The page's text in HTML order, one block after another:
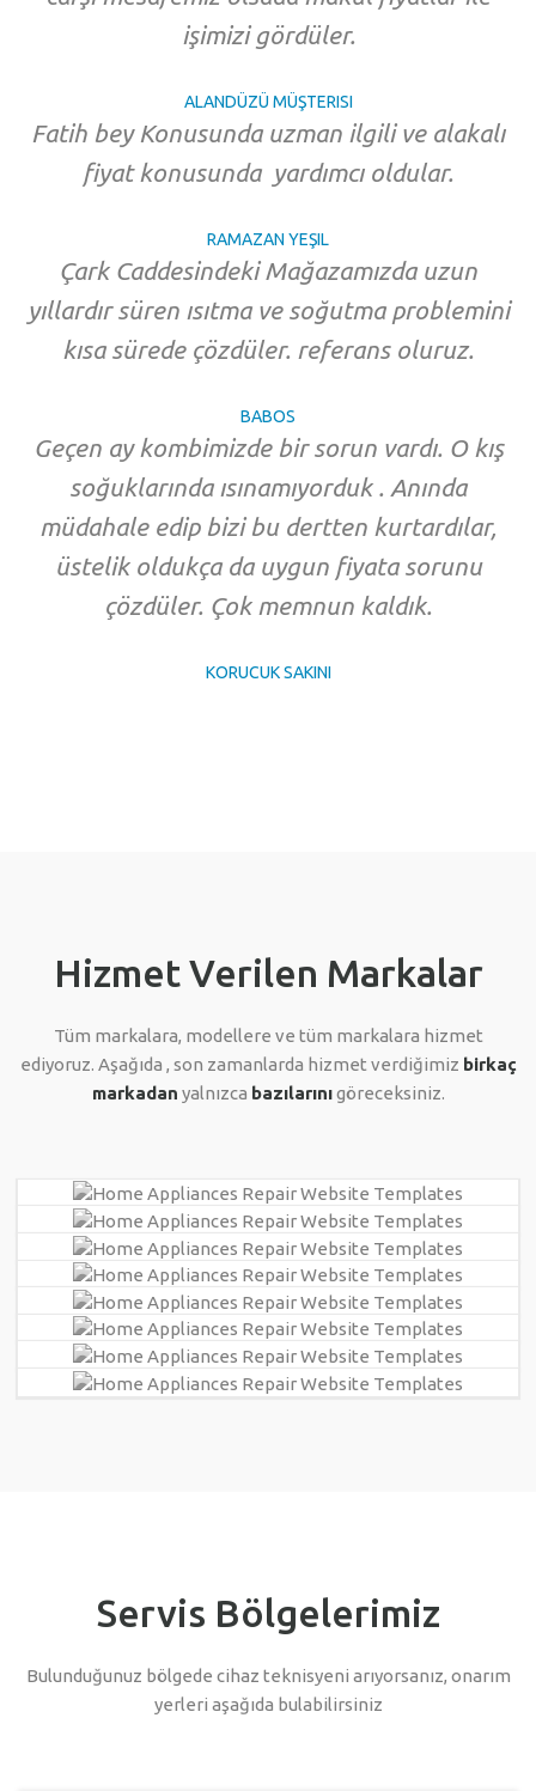
işimizi gördüler.
ALANDÜZÜ MÜŞTERISI
Fatih bey Konusunda uzman ilgili ve alakalı
fiyat konusunda yardımcı oldular.
RAMAZAN YEŞIL
Çark Caddesindeki Mağazamızda uzun
yıllardır süren ısıtma ve soğutma problemini
kısa sürede çözdüler. referans oluruz.
BABOS
Geçen ay kombimizde bir sorun vardı. O kış
soğuklarında ısınamıyorduk . Anında
müdahale edip bizi bu dertten kurtardılar,
üstelik oldukça da uygun fiyata sorunu
çözdüler. Çok memnun kaldık.
KORUCUK SAKINI
Hizmet Verilen Markalar
Tüm markalara, modellere ve tüm markalara hizmet
ediyoruz. Aşağıda , son zamanlarda hizmet verdiğimiz birkaç
markadan yalnızca bazılarınıgöreceksiniz.
Servis Bölgelerimiz
Bulunduğunuz bölgede cihaz teknisyeni arıyorsanız, onarım
yerleri aşağıda bulabilirsiniz